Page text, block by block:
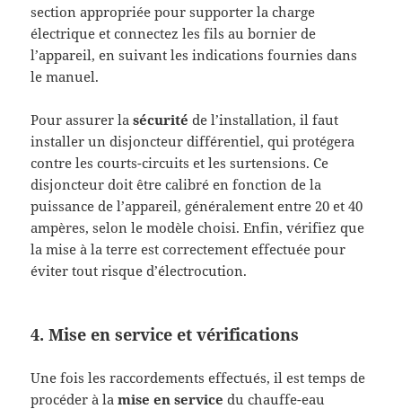
section appropriée pour supporter la charge
électrique et connectez les fils au bornier de
l’appareil, en suivant les indications fournies dans
le manuel.
Pour assurer lasécurité de l’installation, il faut
installer un disjoncteur différentiel, qui protégera
contre les courts-circuits et les surtensions. Ce
disjoncteur doit être calibré en fonction de la
puissance de l’appareil, généralement entre 20 et 40
ampères, selon le modèle choisi. Enfin, vérifiez que
la mise à la terre est correctement effectuée pour
éviter tout risque d’électrocution.
4. Mise en service et vérifications
Une fois les raccordements effectués, il est temps de
procéder à lamise en service du chauffe-eau